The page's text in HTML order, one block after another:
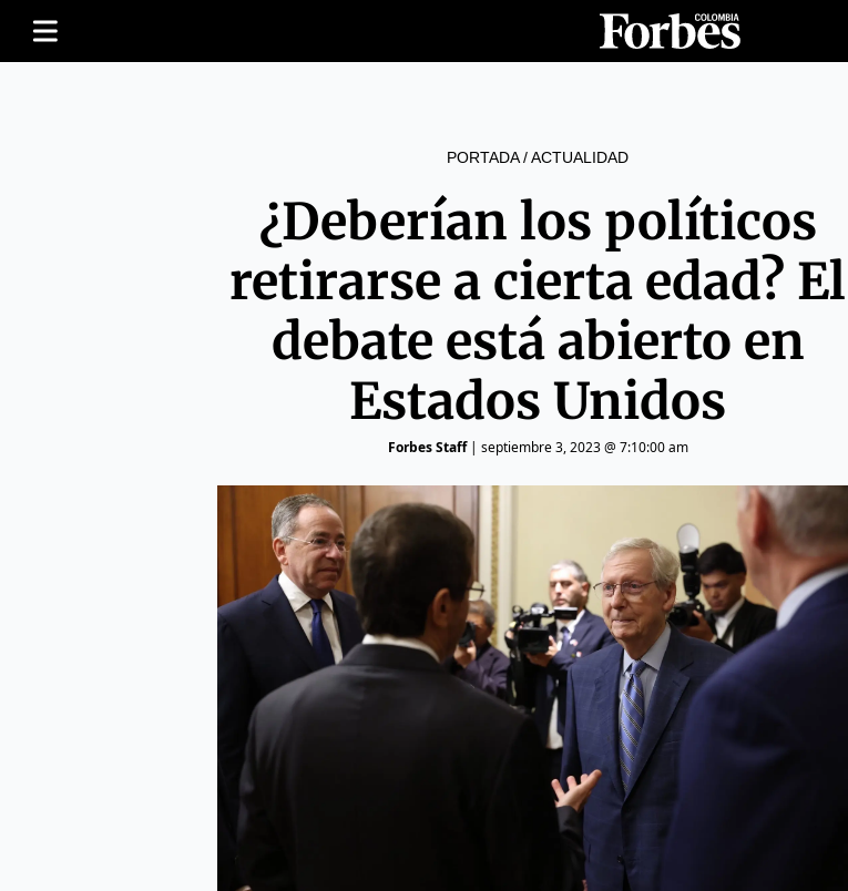
PORTADA/ACTUALIDAD
¿Deberían los políticos
retirarse a cierta edad? El
debate está abierto en
Estados Unidos
Forbes Staff| septiembre 3, 2023 @ 7:10:00 am